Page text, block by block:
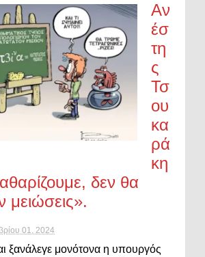
Αν
έσ
τη
ς
Τσ
ου
κα
ρά
κη
δεν θα
μειώσεις».
01, 2024
ξανάλεγε μονότονα η υπουργός